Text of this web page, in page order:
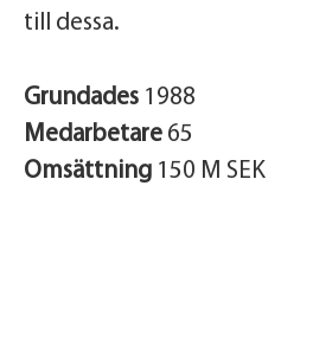
till dessa.
Grundades 1988
Medarbetare 65
Omsättning 150 M SEK